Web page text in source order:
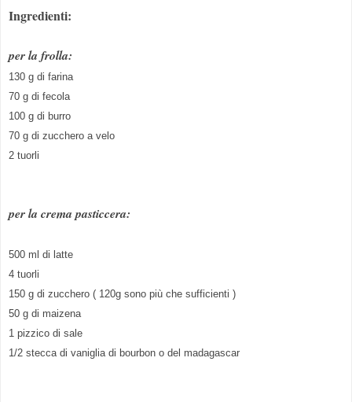
Ingredienti:
per la frolla:
130 g di farina
70 g di fecola
100 g di burro
70 g di zucchero a velo
2 tuorli
per la crema pasticcera:
500 ml di latte
4 tuorli
150 g di zucchero ( 120g sono più che sufficienti )
50 g di maizena
1 pizzico di sale
1/2 stecca di vaniglia di bourbon o del madagascar